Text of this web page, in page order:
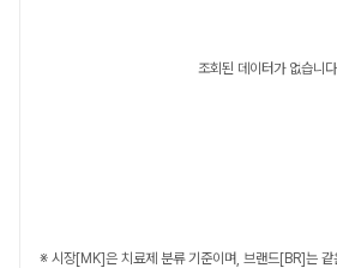
조회된 데이터가 없습니
※ 시장[MK]은 치료제 분류 기준이며, 브랜드[BR]는 같